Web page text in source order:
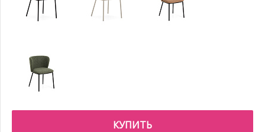
КУПИТЬ